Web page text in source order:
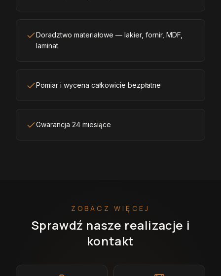
Doradztwo materiałowe — lakier, fornir, MDF,
laminat
Pomiar i wycena całkowicie bezpłatne
Gwarancja 24 miesiące
ZOBACZ WIĘCEJ
Sprawdź nasze realizacje i
kontakt